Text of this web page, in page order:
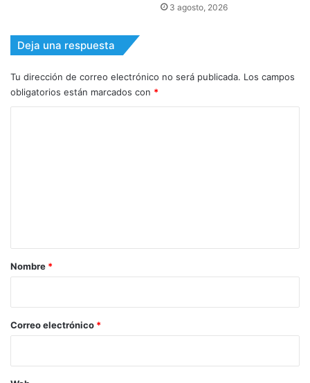
3 agosto, 2026
Deja una respuesta
Tu dirección de correo electrónico no será publicada. Los campos
obligatorios están marcados con *
r
*
Nombre *
Correo electrónico *